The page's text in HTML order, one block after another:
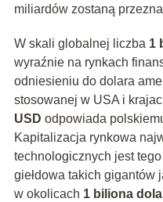
miliardów zostaną
W skali globalnej liczba 1
wyraźnie na rynkach
odniesieniu do dolara
stosowanej w USA i
USD odpowiada
Kapitalizacja rynkowa
technologicznych jest
giełdowa takich gigantów
w okolicach 1 biliona